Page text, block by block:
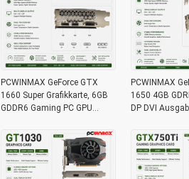
PCWINMAX GeForce GTX
1660 Super Grafikkarte, 6GB
GDDR6 Gaming PC GPU
x16 1660S Spielkarten
PCWINMAX
1650 4GB
DP DVI
Ready OC